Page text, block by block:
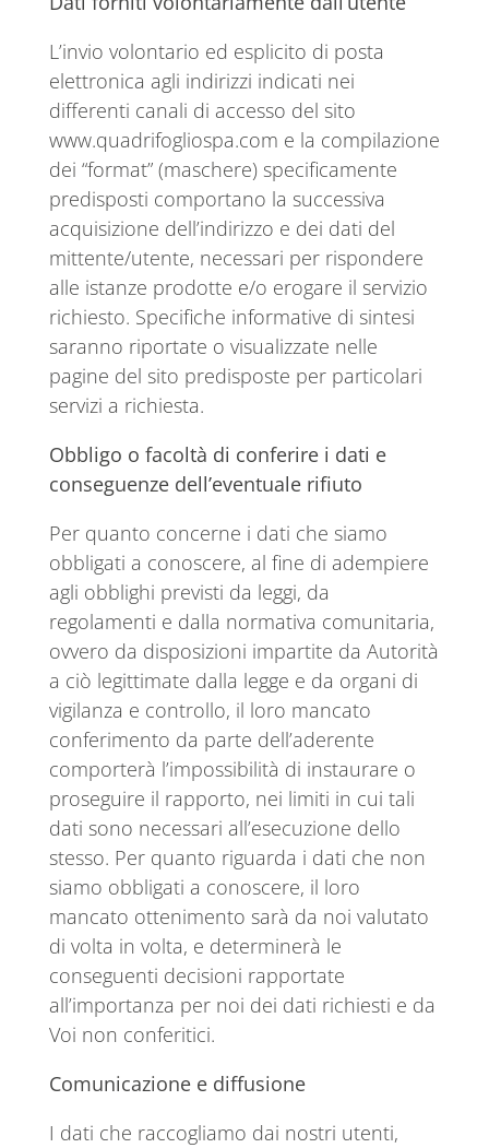
L’invio volontario ed esplicito di posta
elettronica agli indirizzi indicati nei
differenti canali di accesso del sito
www.quadrifogliospa.com e la compilazione
dei “format” (maschere) specificamente
predisposti comportano la successiva
acquisizione dell’indirizzo e dei dati del
mittente/utente, necessari per rispondere
alle istanze prodotte e/o erogare il servizio
richiesto. Specifiche informative di sintesi
saranno riportate o visualizzate nelle
pagine del sito predisposte per particolari
servizi a richiesta.
Obbligo o facoltà di conferire i dati e
conseguenze dell’eventuale rifiuto
Per quanto concerne i dati che siamo
obbligati a conoscere, al fine di adempiere
agli obblighi previsti da leggi, da
regolamenti e dalla normativa comunitaria,
ovvero da disposizioni impartite da Autorità
a ciò legittimate dalla legge e da organi di
vigilanza e controllo, il loro mancato
conferimento da parte dell’aderente
comporterà l’impossibilità di instaurare o
proseguire il rapporto, nei limiti in cui tali
dati sono necessari all’esecuzione dello
stesso. Per quanto riguarda i dati che non
siamo obbligati a conoscere, il loro
mancato ottenimento sarà da noi valutato
di volta in volta, e determinerà le
conseguenti decisioni rapportate
all’importanza per noi dei dati richiesti e da
Voi non conferitici.
Comunicazione e diffusione
I dati che raccogliamo dai nostri utenti,